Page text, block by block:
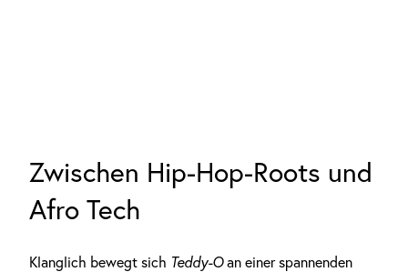
Zwischen Hip-Hop-Roots und
Afro Tech
Klanglich bewegt sich Teddy-Oan einer spannenden